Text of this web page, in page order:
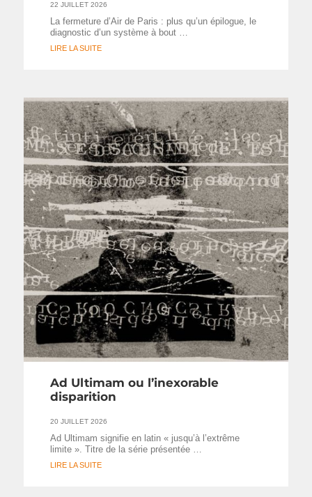
22 JUILLET 2026
La fermeture d’Air de Paris : plus qu’un épilogue, le
diagnostic d’un système à bout …
LIRE LA SUITE
Ad Ultimam ou l’inexorable
disparition
20 JUILLET 2026
Ad Ultimam signifie en latin « jusqu’à l’extrême
limite ». Titre de la série présentée …
LIRE LA SUITE